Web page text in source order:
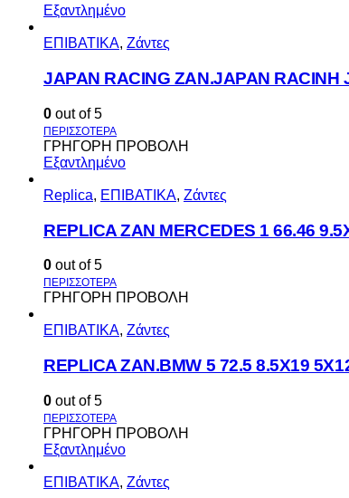
Εξαντλημένο
ΕΠΙΒΑΤΙΚΑ, Ζάντες
JAPAN RACING ZAN.JAPAN RACINH
0 out of 5
ΓΡΗΓΟΡΗ ΠΡΟΒΟΛΗ
Εξαντλημένο
Replica, ΕΠΙΒΑΤΙΚΑ, Ζάντες
REPLICA ZAN MERCEDES 1 66.46
0 out of 5
ΓΡΗΓΟΡΗ ΠΡΟΒΟΛΗ
ΕΠΙΒΑΤΙΚΑ, Ζάντες
REPLICA ZAN.BMW 5 72.5 8.5X19
0 out of 5
ΓΡΗΓΟΡΗ ΠΡΟΒΟΛΗ
Εξαντλημένο
ΕΠΙΒΑΤΙΚΑ, Ζάντες